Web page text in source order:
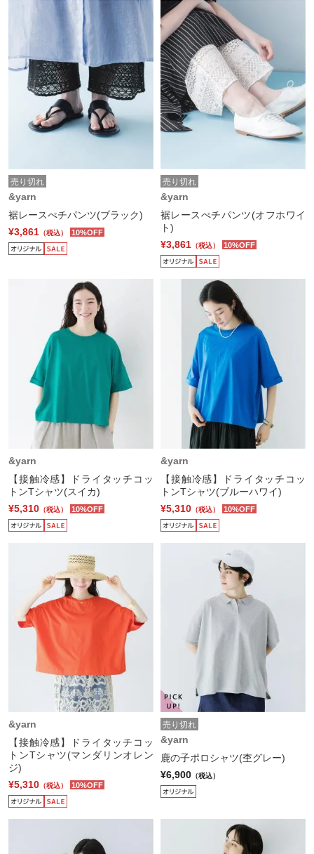
売り切れ
&yarn
裾レースぺチパンツ(ブラック)
¥3,861 （税込） 10%OFF
売り切れ
&yarn
裾レースぺチパンツ(オフホワイ
ト)
¥3,861 （税込） 10%OFF
&yarn
【接触冷感】ドライタッチコッ
トンTシャツ(スイカ)
¥5,310 （税込） 10%OFF
&yarn
【接触冷感】ドライタッチコッ
トンTシャツ(ブルーハワイ)
¥5,310 （税込） 10%OFF
&yarn
【接触冷感】ドライタッチコッ
トンTシャツ(マンダリンオレン
ジ)
¥5,310 （税込） 10%OFF
売り切れ
&yarn
鹿の子ポロシャツ(杢グレー)
¥6,900 （税込）